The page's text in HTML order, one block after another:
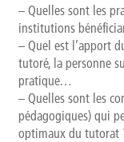
– Quelles sont les
institutions
– Quel est l’apport
tutoré, la personne
pratique…
– Quelles sont les
pédagogiques) qui
optimaux du tutorat